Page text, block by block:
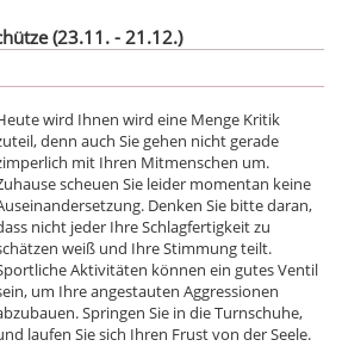
(23.11. - 21.12.)
wird Ihnen wird eine Menge Kritik
denn auch Sie gehen nicht gerade
mit Ihren Mitmenschen um.
scheuen Sie leider momentan keine
Denken Sie bitte daran,
nicht jeder Ihre Schlagfertigkeit zu
weiß und Ihre Stimmung teilt.
Aktivitäten können ein gutes Ventil
um Ihre angestauten Aggressionen
Springen Sie in die Turnschuhe,
laufen Sie sich Ihren Frust von der Seele.